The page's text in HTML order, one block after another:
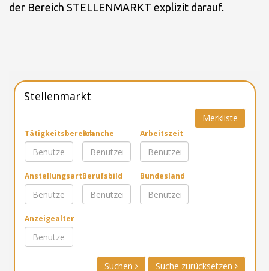
der Bereich STELLENMARKT explizit darauf.